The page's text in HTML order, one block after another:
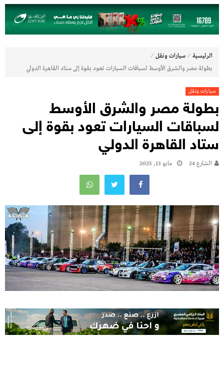
الرئيسية ⁄ سيارات ونقل ⁄
بطولة مصر والشرق الأوسط لسباقات السيارات تعود بقوة إلى ستاد القاهرة الدولي
سيارات ونقل
بطولة مصر والشرق الأوسط
لسباقات السيارات تعود بقوة إلى
ستاد القاهرة الدولي
الشارع 24 مايو 13, 2025